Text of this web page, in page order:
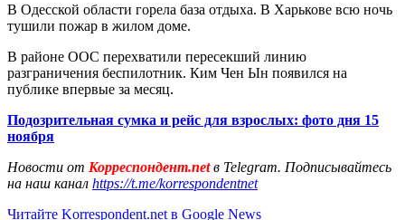
В Одесской области горела база отдыха. В Харькове всю ночь
тушили пожар в жилом доме.
В районе ООС перехватили пересекший линию
разграничения беспилотник. Ким Чен Ын появился на
публике впервые за месяц.
Подозрительная сумка и рейс для взрослых: фото дня 15
ноября
Новости от Корреспондент.netв Telegram. Подписывайтесь
на наш канал https://t.me/korrespondentnet
Читайте Korrespondent.net в Google News